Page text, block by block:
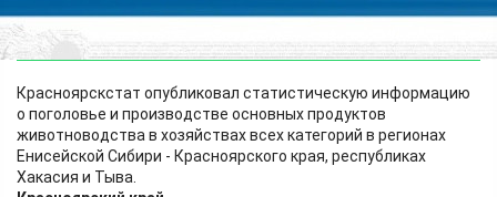
Красноярскстат опубликовал статистическую информацию
о поголовье и производстве основных продуктов
животноводства в хозяйствах всех категорий в регионах
Енисейской Сибири - Красноярского края, республиках
Хакасия и Тыва.